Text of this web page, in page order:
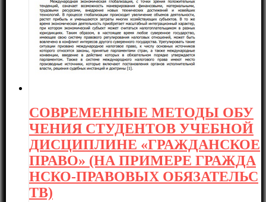
СОВРЕМЕННЫЕ МЕТОДЫ ОБУ
ЧЕНИЯ СТУДЕНТОВ УЧЕБНОЙ
ДИСЦИПЛИНЕ «ГРАЖДАНСКОЕ
ПРАВО» (НА ПРИМЕРЕ ГРАЖДА
НСКО-ПРАВОВЫХ ОБЯЗАТЕЛЬС
ТВ)